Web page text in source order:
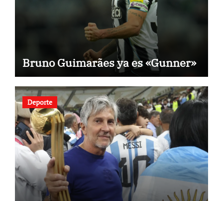
Bruno Guimarães ya es «Gunner»
Deporte